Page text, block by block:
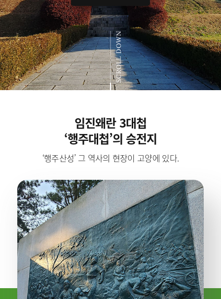
SCROLL DOWN
임진왜란 3대첩
‘행주대첩’의 승전지
‘행주산성’ 그 역사의 현장이 고양에 있다.